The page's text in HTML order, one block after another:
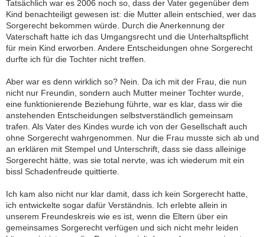
Tatsächlich war es 2006 noch so, dass der Vater gegenüber dem
Kind benachteiligt gewesen ist: die Mutter allein entschied, wer das
Sorgerecht bekommen würde. Durch die Anerkennung der
Vaterschaft hatte ich das Umgangsrecht und die Unterhaltspflicht
für mein Kind erworben. Andere Entscheidungen ohne Sorgerecht
durfte ich für die Tochter nicht treffen.
Aber war es denn wirklich so? Nein. Da ich mit der Frau, die nun
nicht nur Freundin, sondern auch Mutter meiner Tochter wurde,
eine funktionierende Beziehung führte, war es klar, dass wir die
anstehenden Entscheidungen selbstverständlich gemeinsam
trafen. Als Vater des Kindes wurde ich von der Gesellschaft auch
ohne Sorgerecht wahrgenommen. Nur die Frau musste sich ab und
an erklären mit Stempel und Unterschrift, dass sie dass alleinige
Sorgerecht hätte, was sie total nervte, was ich wiederum mit ein
bissl Schadenfreude quittierte.
Ich kam also nicht nur klar damit, dass ich kein Sorgerecht hatte,
ich entwickelte sogar dafür Verständnis. Ich erlebte allein in
unserem Freundeskreis wie es ist, wenn die Eltern über ein
gemeinsames Sorgerecht verfügen und sich nicht mehr leiden